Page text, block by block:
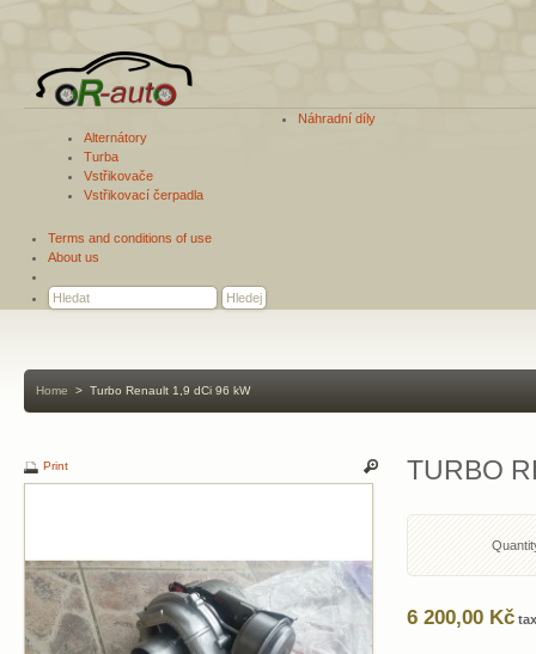
Náhradní díly
Alternátory
Turba
Vstřikovače
Vstřikovací čerpadla
Terms and conditions of use
About us
Home > Turbo Renault 1,9 dCi 96 kW
Print TURBO
6 200,00 Kč